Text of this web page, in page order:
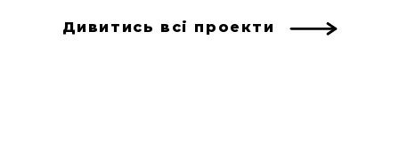
Дивитись всі проекти